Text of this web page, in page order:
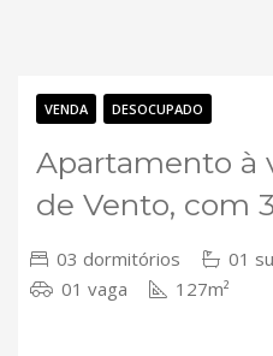
Contato
VENDA DESOCUPADO
Apartamento à
de Vento, com
03 dormitórios 01
01 vaga
127m²